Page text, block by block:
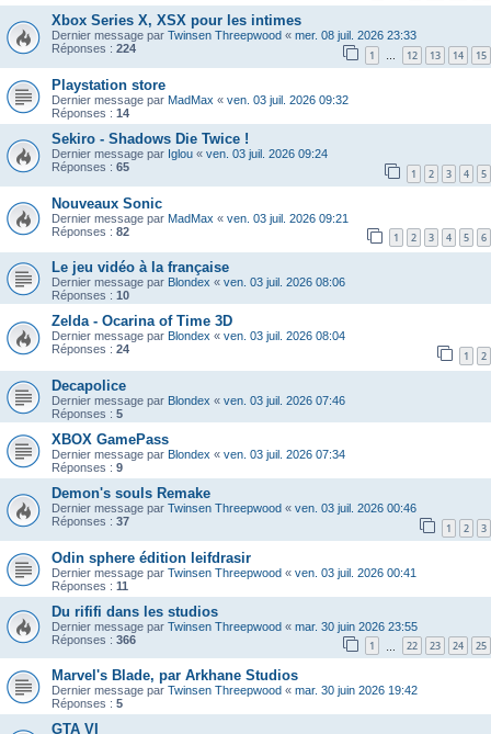
Xbox Series X, XSX pour les intimes
Dernier message par Twinsen Threepwood « mer. 08 juil. 2026 23:33
Réponses : 224 1 … 12 13 14 15
Playstation store
Dernier message par MadMax « ven. 03 juil. 2026 09:32
Réponses : 14
Sekiro - Shadows Die Twice !
Dernier message par Iglou « ven. 03 juil. 2026 09:24
Réponses : 65 1 2 3 4 5
Nouveaux Sonic
Dernier message par MadMax « ven. 03 juil. 2026 09:21
Réponses : 82 1 2 3 4 5 6
Le jeu vidéo à la française
Dernier message par Blondex « ven. 03 juil. 2026 08:06
Réponses : 10
Zelda - Ocarina of Time 3D
Dernier message par Blondex « ven. 03 juil. 2026 08:04
Réponses : 24 1 2
Decapolice
Dernier message par Blondex « ven. 03 juil. 2026 07:46
Réponses : 5
XBOX GamePass
Dernier message par Blondex « ven. 03 juil. 2026 07:34
Réponses : 9
Demon's souls Remake
Dernier message par Twinsen Threepwood « ven. 03 juil. 2026 00:46
Réponses : 37 1 2 3
Odin sphere édition leifdrasir
Dernier message par Twinsen Threepwood « ven. 03 juil. 2026 00:41
Réponses : 11
Du rififi dans les studios
Dernier message par Twinsen Threepwood « mar. 30 juin 2026 23:55
Réponses : 366 1 22 23 24 25
Marvel's Blade, par Arkhane Studios
Dernier message par Twinsen Threepwood « mar. 30 juin 2026 19:42
Réponses : 5
GTA VI